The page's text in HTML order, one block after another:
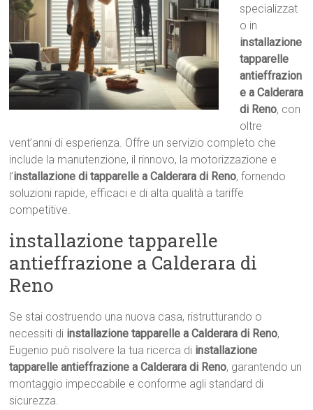
specializzat
o in
installazione
tapparelle
antieffrazion
e a Calderara
di Reno, con
oltre
vent’anni di esperienza. Offre un servizio completo che
include la manutenzione, il rinnovo, la motorizzazione e
l’installazione di tapparelle a Calderara di Reno, fornendo
soluzioni rapide, efficaci e di alta qualità a tariffe
competitive.
installazione tapparelle
antieffrazione a Calderara di
Reno
Se stai costruendo una nuova casa, ristrutturando o
necessiti di installazione tapparelle a Calderara di Reno,
Eugenio può risolvere la tua ricerca di installazione
tapparelle antieffrazione a Calderara di Reno, garantendo un
montaggio impeccabile e conforme agli standard di
sicurezza.